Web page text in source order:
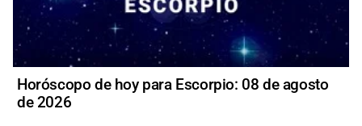
Horóscopo de hoy para Escorpio: 08 de agosto
de 2026